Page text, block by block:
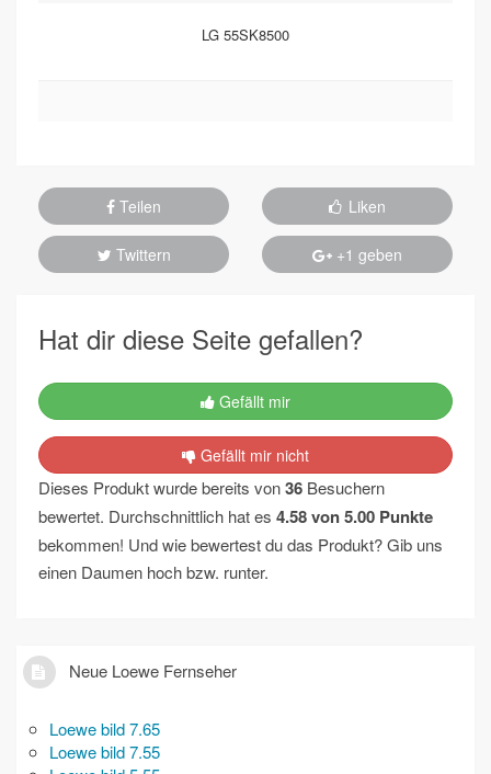
LG 55SK8500
Teilen Liken
Twittern +1 geben
Hat dir diese Seite gefallen?
Gefällt mir
Gefällt mir nicht
Dieses Produkt wurde bereits von36 Besuchern
bewertet. Durchschnittlich hat es 4.58von5.00 Punkte
bekommen! Und wie bewertest du das Produkt? Gib uns
einen Daumen hoch bzw. runter.
Neue Loewe Fernseher
Loewe bild 7.65
Loewe bild 7.55